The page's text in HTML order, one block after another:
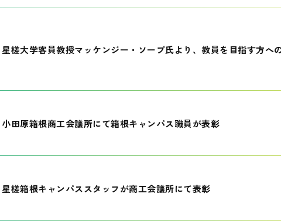
星槎大学客員教授マッケンジー・ソープ氏より、教員を目指す方へ
小田原箱根商工会議所にて箱根キャンパス職員が表彰
星槎箱根キャンパススタッフが商工会議所にて表彰